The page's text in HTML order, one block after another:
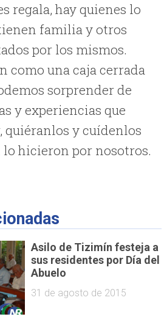
regala, hay quienes lo
familia y otros
por los mismos.
como una caja cerrada
sorprender de
y experiencias que
quiéranlos y cuídenlos
hicieron por nosotros.
Asilo de Tizimín festeja a
sus residentes por Día del
Abuelo
31 de agosto de 2015